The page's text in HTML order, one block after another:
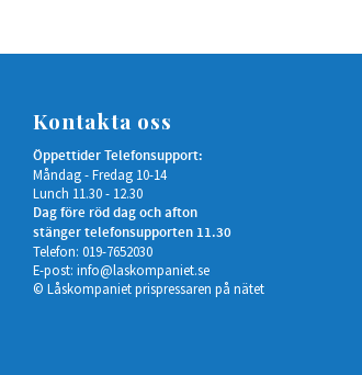
Kontakta oss
Öppettider Telefonsupport:
Måndag - Fredag 10-14
Lunch 11.30 - 12.30
Dag före röd dag och afton
stänger telefonsupporten 11.30
Telefon: 019-7652030
E-post: info@laskompaniet.se
© Låskompaniet prispressaren på nätet